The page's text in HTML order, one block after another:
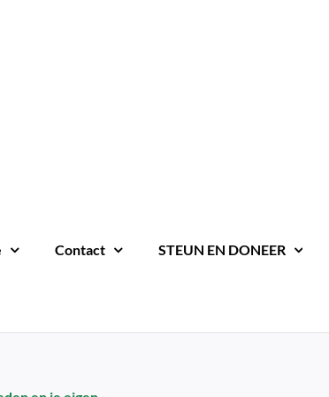
Contact STEUN EN DONEER